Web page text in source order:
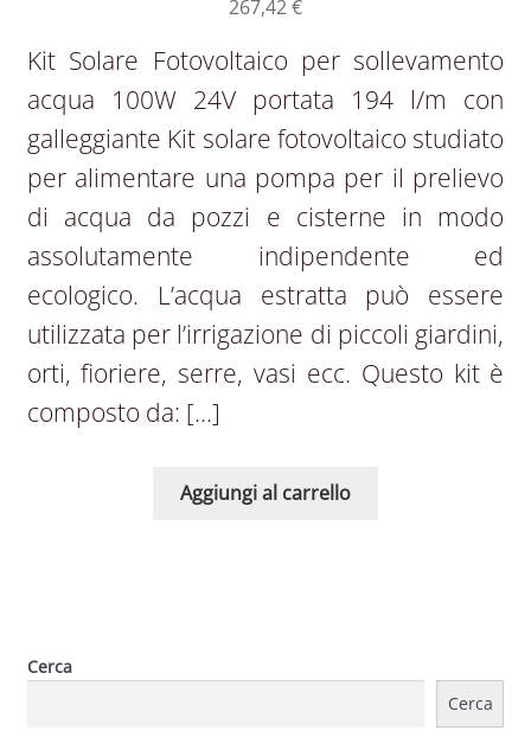
267,42€
Kit Solare Fotovoltaico per sollevamento
acqua 100W 24V portata 194 l/m con
galleggiante Kit solare fotovoltaico studiato
per alimentare una pompa per il prelievo
di acqua da pozzi e cisterne in modo
assolutamente indipendente ed
ecologico. L’acqua estratta può essere
utilizzata per l’irrigazione di piccoli giardini,
orti, fioriere, serre, vasi ecc. Questo kit è
composto da: […]
Aggiungi al carrello
Cerca
Cerca